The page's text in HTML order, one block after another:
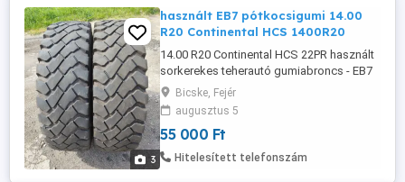
3
használt EB7 pótkocsigumi 14.00
R20 Continental HCS 1400R20
14.00 R20 Continental HCS 22PR használt
sorkerekes teherautó gumiabroncs - EB7
pótkocsi gumi 2 db. Jó állapotban, javítás
és sérülésmentesek. Teherbírás 5.000 kg
db, tömlő nélkül vagy tömlővel is
szerelhető. 55- db T. 06_30_684_5119
Bicske Erdőgépre, darus, megközelítő
Bicske, Fejér
augusztus 5
55 000 Ft
Hitelesített telefonszám